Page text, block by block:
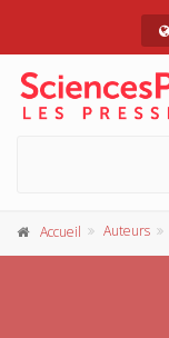
Accueil Auteurs